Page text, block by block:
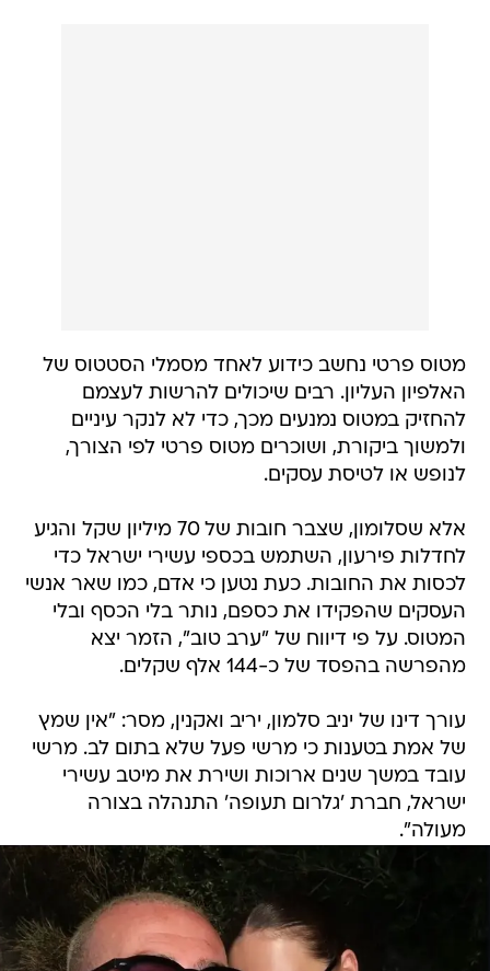
מטוס פרטי נחשב כידוע לאחד מסמלי הסטטוס של
האלפיון העליון. רבים שיכולים להרשות לעצמם
להחזיק במטוס נמנעים מכך, כדי לא לנקר עיניים
ולמשוך ביקורת, ושוכרים מטוס פרטי לפי הצורך,
לנופש או לטיסת עסקים.
אלא שסלומון, שצבר חובות של 70 מיליון שקל והגיע
לחדלות פירעון, השתמש בכספי עשירי ישראל כדי
לכסות את החובות. כעת נטען כי אדם, כמו שאר אנשי
העסקים שהפקידו את כספם, נותר בלי הכסף ובלי
המטוס. על פי דיווח של "ערב טוב", הזמר יצא
מהפרשה בהפסד של כ-144 אלף שקלים.
עורך דינו של יניב סלמון, יריב ואקנין, מסר: "אין שמץ
של אמת בטענות כי מרשי פעל שלא בתום לב. מרשי
עובד במשך שנים ארוכות ושירת את מיטב עשירי
ישראל, חברת 'גלרום תעופה' התנהלה בצורה
מעולה".